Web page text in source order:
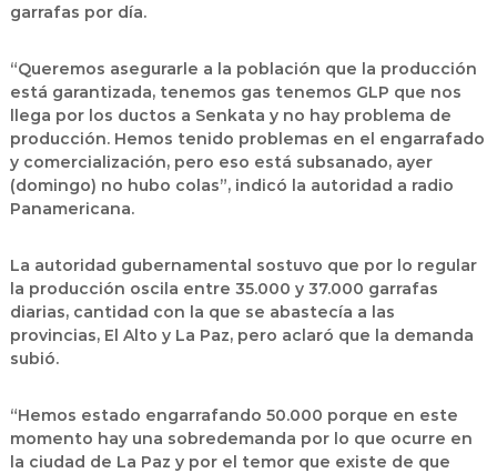
garrafas por día.
“Queremos asegurarle a la población que la producción
está garantizada, tenemos gas tenemos GLP que nos
llega por los ductos a Senkata y no hay problema de
producción. Hemos tenido problemas en el engarrafado
y comercialización, pero eso está subsanado, ayer
(domingo) no hubo colas”, indicó la autoridad a radio
Panamericana.
La autoridad gubernamental sostuvo que por lo regular
la producción oscila entre 35.000 y 37.000 garrafas
diarias, cantidad con la que se abastecía a las
provincias, El Alto y La Paz, pero aclaró que la demanda
subió.
“Hemos estado engarrafando 50.000 porque en este
momento hay una sobredemanda por lo que ocurre en
la ciudad de La Paz y por el temor que existe de que